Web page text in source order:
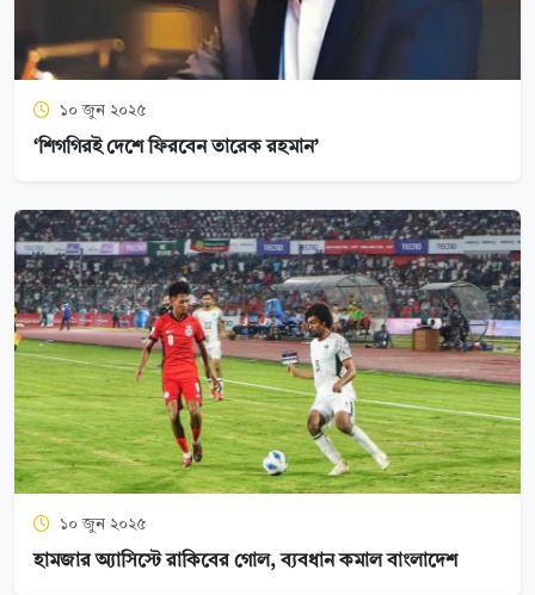
১০ জুন ২০২৫
‘শিগগিরই দেশে ফিরবেন তারেক রহমান’
১০ জুন ২০২৫
হামজার অ্যাসিস্টে রাকিবের গোল, ব্যবধান কমাল বাংলাদেশ